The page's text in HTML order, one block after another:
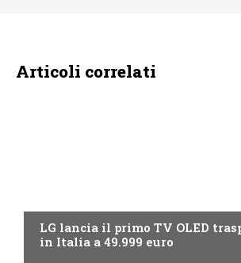
Articoli correlati
LG lancia il primo TV OLED
in Italia a 49.999 euro